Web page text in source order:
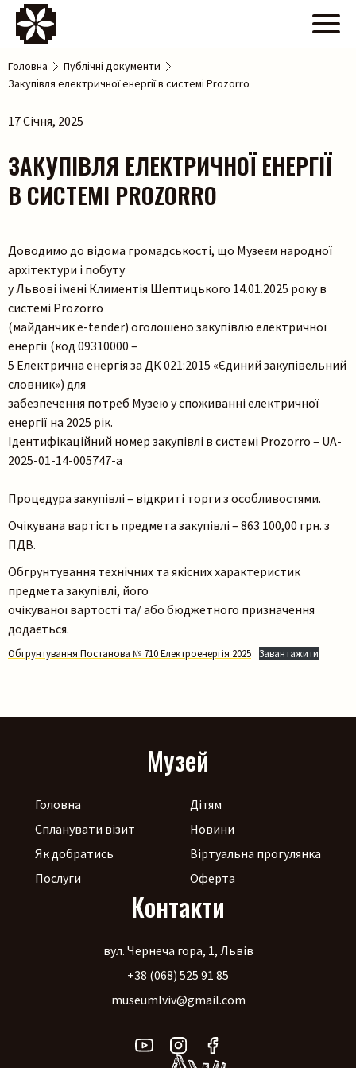
Пошук на сайті
Шукати
Головна
Публічні документи
Закупівля електричної енергії в системі Prozorro
17 Січня, 2025
ЗАКУПІВЛЯ ЕЛЕКТРИЧНОЇ ЕНЕРГІЇ
В СИСТЕМІ PROZORRO
Доводимо до відома громадськості, що Музеєм народної
архітектури і побуту
у Львові імені Климентія Шептицького 14.01.2025 року в
системі Prozorro
(майданчик e-tender) оголошено закупівлю електричної
енергії (код 09310000 –
5 Електрична енергія за ДК 021:2015 «Єдиний закупівельний
словник») для
забезпечення потреб Музею у споживанні електричної
енергії на 2025 рік.
Ідентифікаційний номер закупівлі в системі Prozorro – UA-
2025-01-14-005747-a
Процедура закупівлі – відкриті торги з особливостями.
Очікувана вартість предмета закупівлі – 863 100,00 грн. з
ПДВ.
Обгрунтування технічних та якісних характеристик
предмета закупівлі, його
очікуваної вартості та/ або бюджетного призначення
додається.
Обгрунтування Постанова № 710 Електроенергія 2025 Завантажити
Музей
Головна
Спланувати візит
Як добратись
Послуги
Дітям
Новини
Віртуальна прогулянка
Оферта
Контакти
вул. Чернеча гора, 1, Львів
+38 (068) 525 91 85
museumlviv@gmail.com